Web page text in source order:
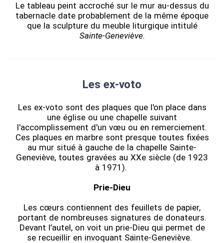
Le tableau peint accroché sur le mur au-dessus du
tabernacle date probablement de la même époque
que la sculpture du meuble liturgique intitulé
Sainte-Geneviève.
Les ex-voto
Les ex-voto sont des plaques que l'on place dans
une église ou une chapelle suivant
l'accomplissement d'un vœu ou en remerciement.
Ces plaques en marbre sont presque toutes fixées
au mur situé à gauche de la chapelle Sainte-
Geneviève, toutes gravées au XXe siècle (de 1923
à 1971).
Prie-Dieu
Les cœurs contiennent des feuillets de papier,
portant de nombreuses signatures de donateurs.
Devant l’autel, on voit un prie-Dieu qui permet de
se recueillir en invoquant Sainte-Geneviève.